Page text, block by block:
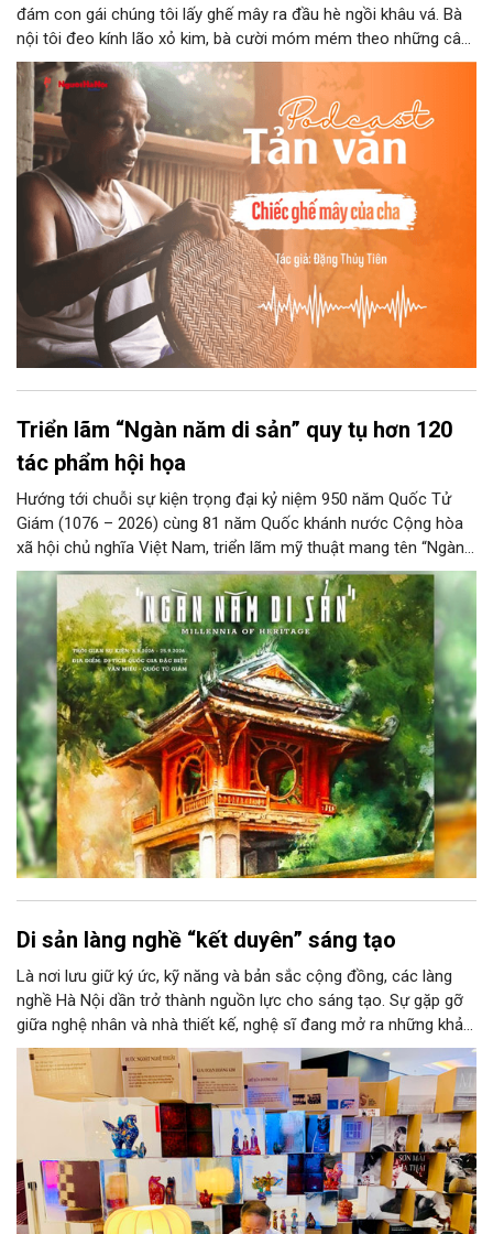
đám con gái chúng tôi lấy ghế mây ra đầu hè ngồi khâu vá. Bà
nội tôi đeo kính lão xỏ kim, bà cười móm mém theo những câu
chuyện kể tếu táo của đám trẻ chúng tôi. Chiếc ghế mây phát
ra âm thanh kin kít chịu đựng sức nặng cơ thể con người theo
những điệu cười khúc khích.
Triển lãm “Ngàn năm di sản” quy tụ hơn 120
tác phẩm hội họa
Hướng tới chuỗi sự kiện trọng đại kỷ niệm 950 năm Quốc Tử
Giám (1076 – 2026) cùng 81 năm Quốc khánh nước Cộng hòa
xã hội chủ nghĩa Việt Nam, triển lãm mỹ thuật mang tên “Ngàn
năm di sản” sẽ chính thức khai mạc vào ngày 8/8 tại Nhà Thái
Học, Di tích Quốc gia đặc biệt Văn Miếu – Quốc Tử Giám. Sự
kiện kéo dài đến ngày 25/9/2026 hứa hẹn trở thành điểm đến
văn hóa đầy sức hút, góp phần làm phong phú đời sống nghệ
thuật của Thủ đô trong mùa thu này.
Di sản làng nghề “kết duyên” sáng tạo
Là nơi lưu giữ ký ức, kỹ năng và bản sắc cộng đồng, các làng
nghề Hà Nội dần trở thành nguồn lực cho sáng tạo. Sự gặp gỡ
giữa nghệ nhân và nhà thiết kế, nghệ sĩ đang mở ra những khả
năng phát triển mới cho thủ công đương đại trên nền tảng di
sản. Từ những cuộc “kết duyên” đầy cảm hứng ấy, Hà Nội đang
khơi thông mạch ngầm của hệ sinh thái thủ công, biến vốn cổ
thành động lực bền vững cho tương lai.